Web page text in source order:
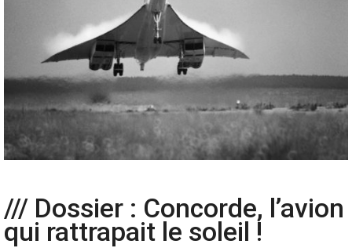
/// Dossier : Concorde, l’avion
qui rattrapait le soleil !